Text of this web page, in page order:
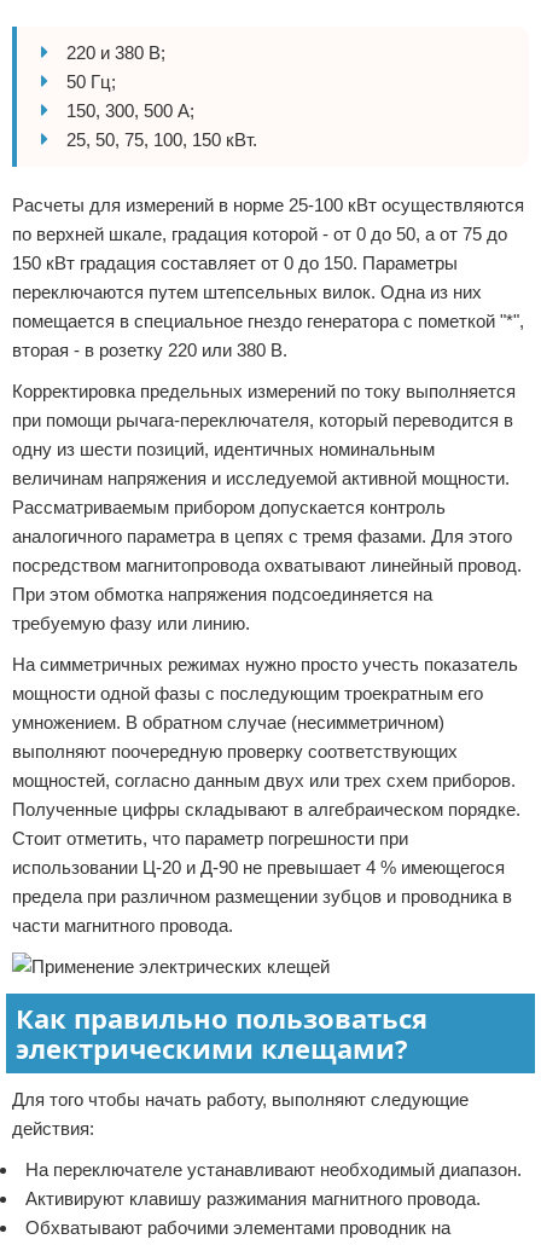
220 и 380 В;
50 Гц;
150, 300, 500 А;
25, 50, 75, 100, 150 кВт.
Расчеты для измерений в норме 25-100 кВт осуществляются
по верхней шкале, градация которой - от 0 до 50, а от 75 до
150 кВт градация составляет от 0 до 150. Параметры
переключаются путем штепсельных вилок. Одна из них
помещается в специальное гнездо генератора с пометкой "*",
вторая - в розетку 220 или 380 В.
Корректировка предельных измерений по току выполняется
при помощи рычага-переключателя, который переводится в
одну из шести позиций, идентичных номинальным
величинам напряжения и исследуемой активной мощности.
Рассматриваемым прибором допускается контроль
аналогичного параметра в цепях с тремя фазами. Для этого
посредством магнитопровода охватывают линейный провод.
При этом обмотка напряжения подсоединяется на
требуемую фазу или линию.
На симметричных режимах нужно просто учесть показатель
мощности одной фазы с последующим троекратным его
умножением. В обратном случае (несимметричном)
выполняют поочередную проверку соответствующих
мощностей, согласно данным двух или трех схем приборов.
Полученные цифры складывают в алгебраическом порядке.
Стоит отметить, что параметр погрешности при
использовании Ц-20 и Д-90 не превышает 4 % имеющегося
предела при различном размещении зубцов и проводника в
части магнитного провода.
Как правильно пользоваться
электрическими клещами?
Для того чтобы начать работу, выполняют следующие
действия:
На переключателе устанавливают необходимый диапазон.
Активируют клавишу разжимания магнитного провода.
Обхватывают рабочими элементами проводник на